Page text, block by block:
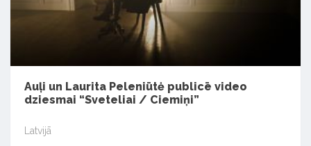
Auļi un Laurita Peleniūtė publicē video
dziesmai “Sveteliai / Ciemiņi”
Latvijā